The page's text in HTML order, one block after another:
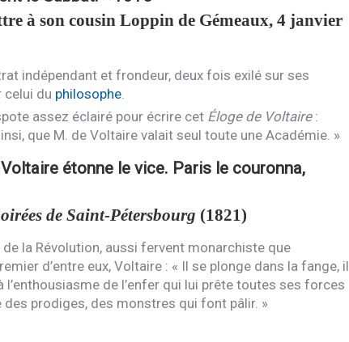
à son cousin Loppin de Gémeaux, 4 janvier
indépendant et frondeur, deux fois exilé sur ses
celui du philosophe.
assez éclairé pour écrire cet Éloge de Voltaire:
que M. de Voltaire valait seul toute une Académie. »
étonne le vice. Paris le couronna,
de Saint-Pétersbourg (1821)
la Révolution, aussi fervent monarchiste que
d’entre eux, Voltaire : « Il se plonge dans la fange, il
l’enthousiasme de l’enfer qui lui prête toutes ses forces
prodiges, des monstres qui font pâlir. »